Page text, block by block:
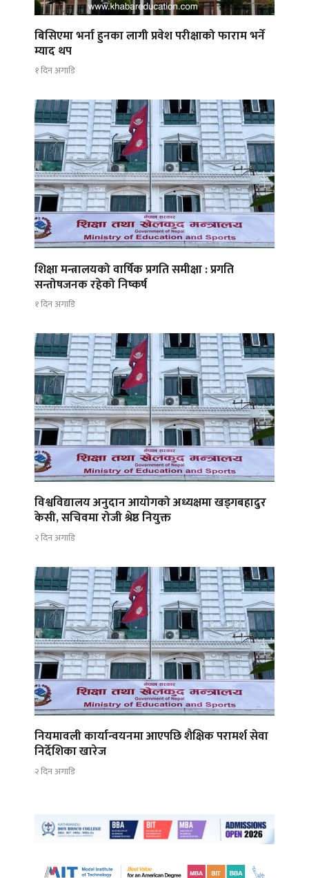
बिसिएमा भर्ना हुनका लागी प्रवेश परीक्षाको फाराम भर्ने
म्याद थप
१ दिन अगाडि
शिक्षा मन्त्रालयको वार्षिक प्रगति समीक्षा : प्रगति
सन्तोषजनक रहेको निष्कर्ष
१ दिन अगाडि
विश्वविद्यालय अनुदान आयोगको अध्यक्षमा खड्गबहादुर
केसी, सचिवमा रोजी श्रेष्ठ नियुक्त
२ दिन अगाडि
नियमावली कार्यान्वयनमा आएपछि शैक्षिक परामर्श सेवा
निर्देशिका खारेज
२ दिन अगाडि